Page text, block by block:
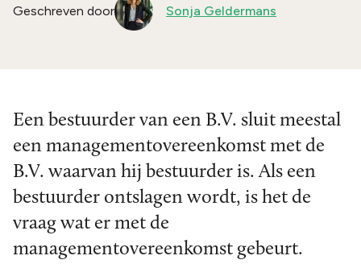
Geschreven door
Sonja Geldermans
Een bestuurder van een B.V. sluit meestal
een managementovereenkomst met de
B.V. waarvan hij bestuurder is. Als een
bestuurder ontslagen wordt, is het de
vraag wat er met de
managementovereenkomst gebeurt.